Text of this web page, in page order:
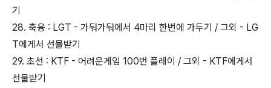
기
28. 축융 : LGT - 가둬가둬에서 4마리 한번에 가두기 / 그외 - LG
T에게서 선물받기
29. 초선 : KTF - 어려운게임 100번 플레이 / 그외 - KTF에게서
선물받기